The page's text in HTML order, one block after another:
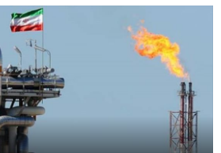
como: hispan_tv